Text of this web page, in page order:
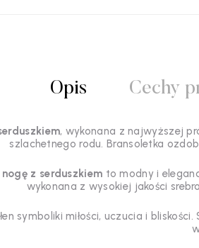
Opis Cechy
, wykonana z najwyższej
szlachetnego rodu. Bransoletka
z serduszkiem to modny i
wykonana z wysokiej jakości
symboliki miłości, uczucia i